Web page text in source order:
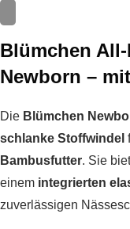
Blümchen
Newborn –
Die Blümchen
schlanke Stoffwindel
Bambusfutter. Sie
einem integrierten
zuverlässigen